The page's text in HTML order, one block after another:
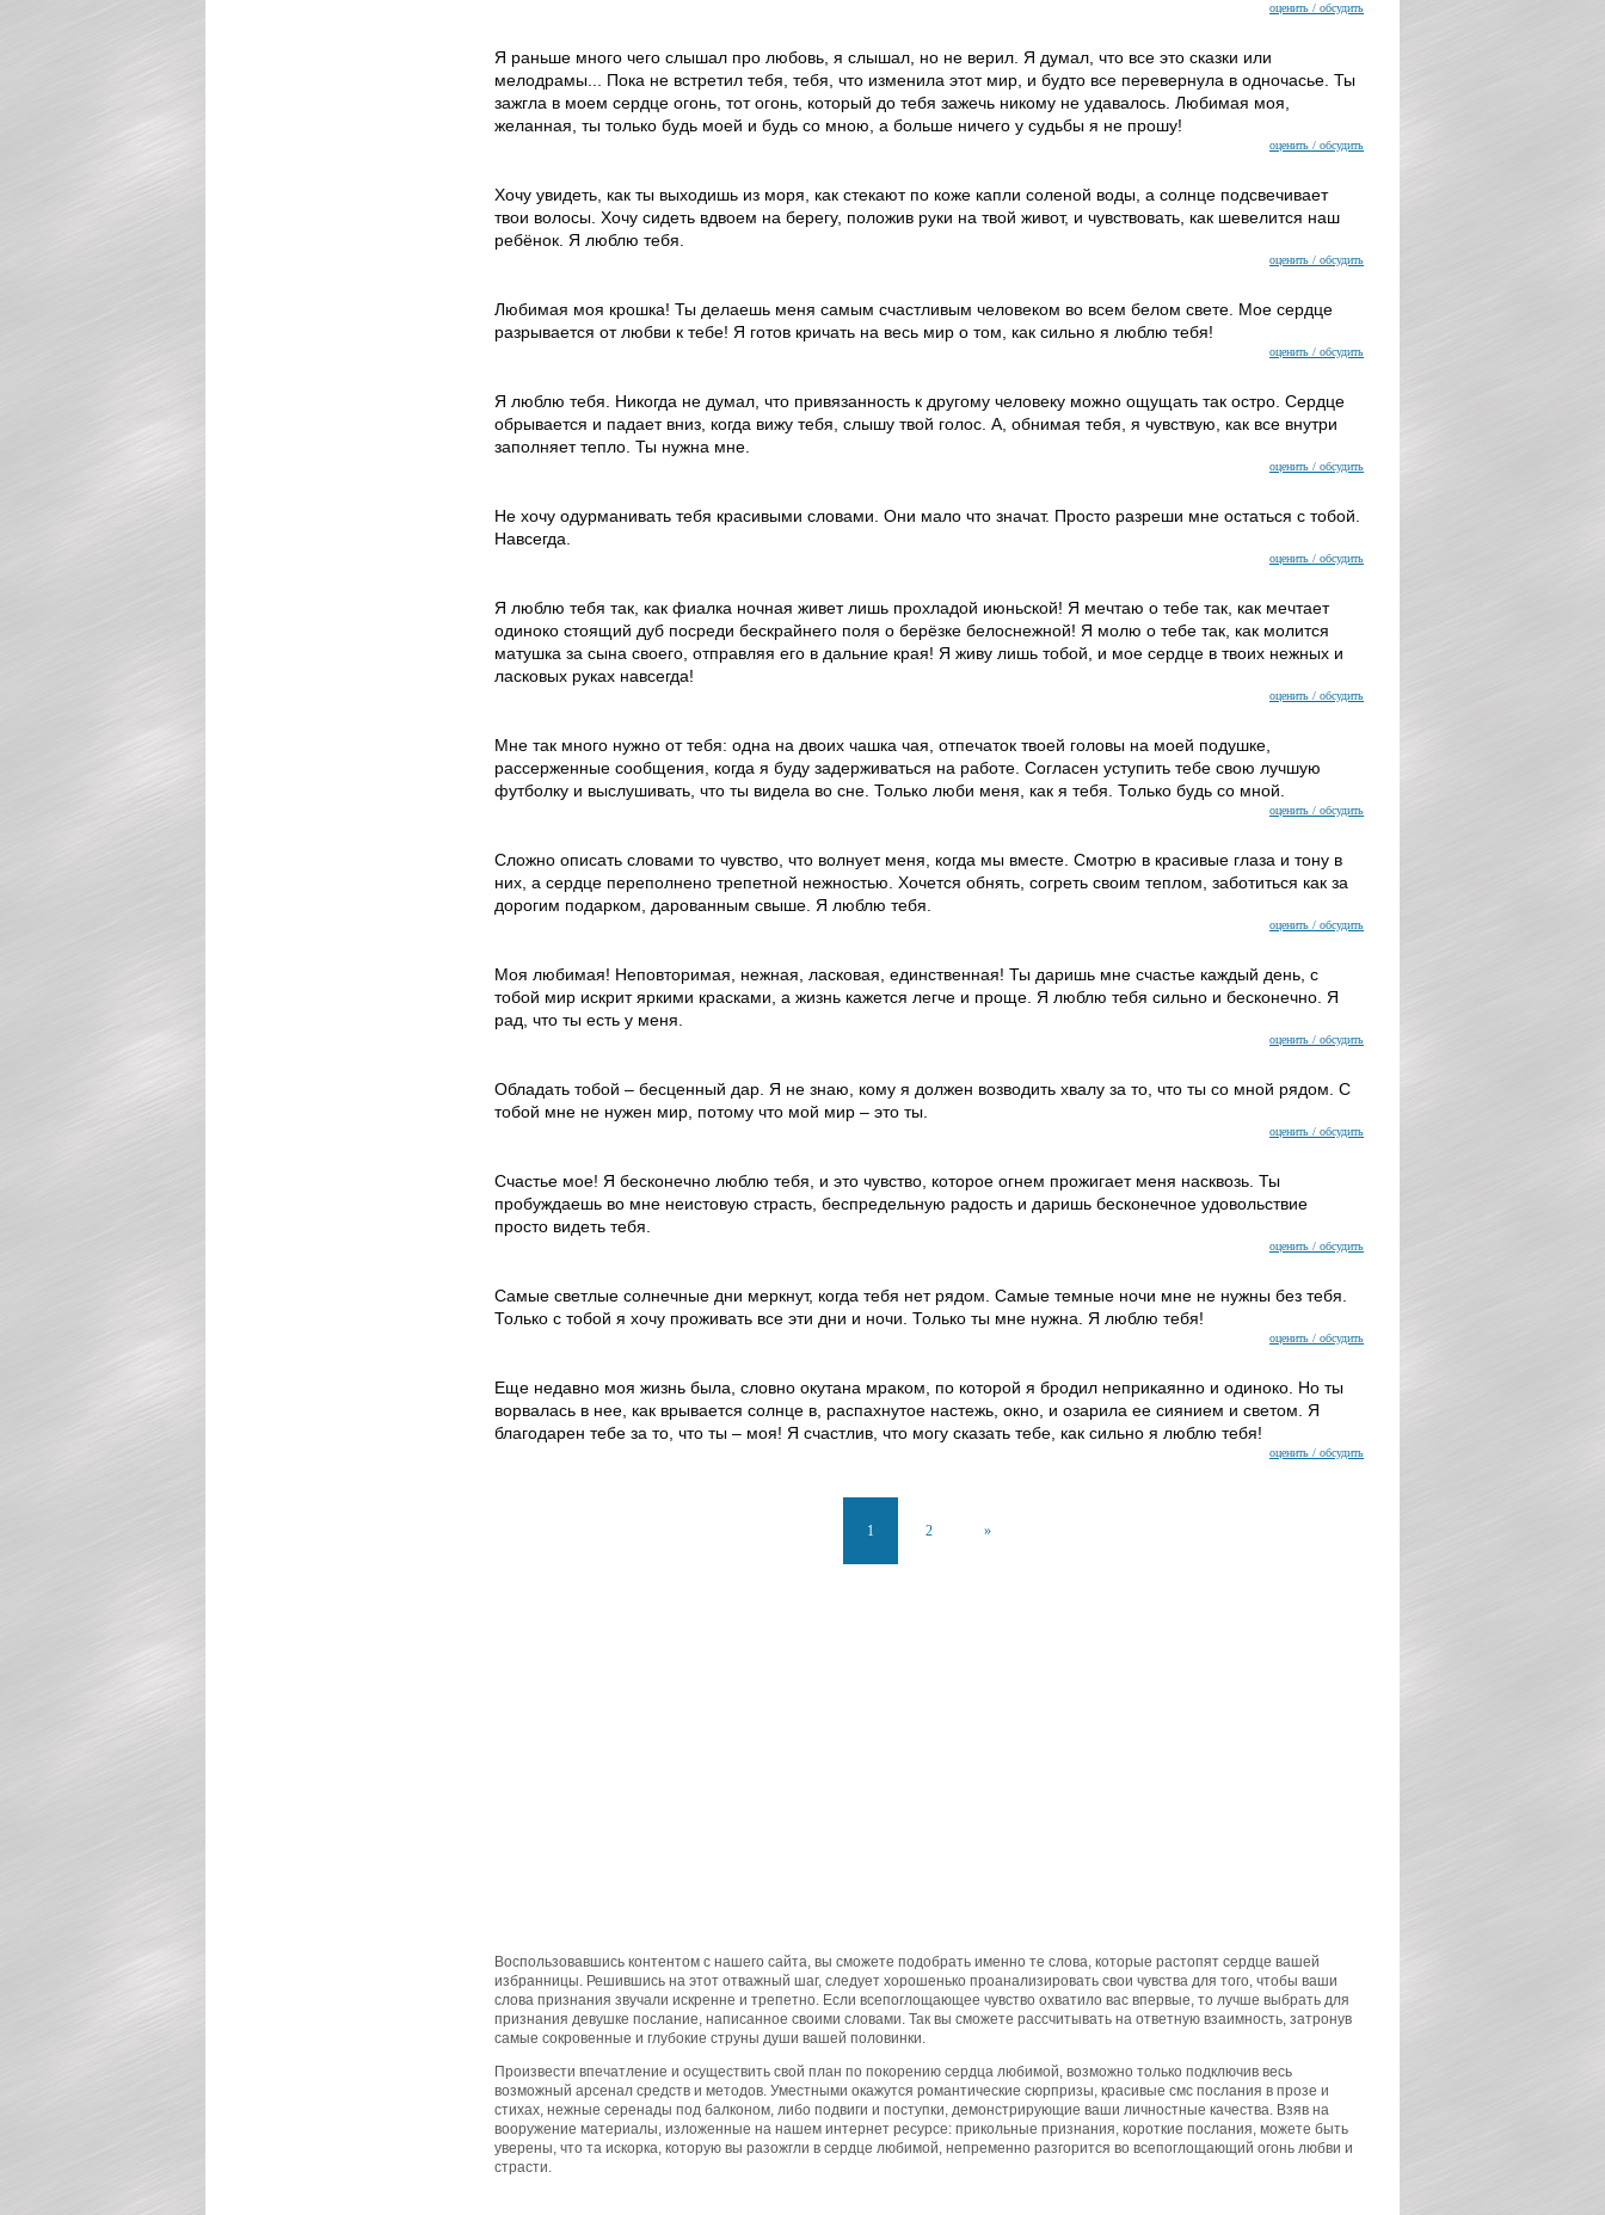
оценить / обсудить
Я раньше много чего слышал про любовь, я слышал, но не верил. Я думал, что все это сказки или
мелодрамы... Пока не встретил тебя, тебя, что изменила этот мир, и будто все перевернула в одночасье. Ты
зажгла в моем сердце огонь, тот огонь, который до тебя зажечь никому не удавалось. Любимая моя,
желанная, ты только будь моей и будь со мною, а больше ничего у судьбы я не прошу!
оценить / обсудить
Хочу увидеть, как ты выходишь из моря, как стекают по коже капли соленой воды, а солнце подсвечивает
твои волосы. Хочу сидеть вдвоем на берегу, положив руки на твой живот, и чувствовать, как шевелится наш
ребёнок. Я люблю тебя.
оценить / обсудить
Любимая моя крошка! Ты делаешь меня самым счастливым человеком во всем белом свете. Мое сердце
разрывается от любви к тебе! Я готов кричать на весь мир о том, как сильно я люблю тебя!
оценить / обсудить
Я люблю тебя. Никогда не думал, что привязанность к другому человеку можно ощущать так остро. Сердце
обрывается и падает вниз, когда вижу тебя, слышу твой голос. А, обнимая тебя, я чувствую, как все внутри
заполняет тепло. Ты нужна мне.
оценить / обсудить
Не хочу одурманивать тебя красивыми словами. Они мало что значат. Просто разреши мне остаться с тобой.
Навсегда.
оценить / обсудить
Я люблю тебя так, как фиалка ночная живет лишь прохладой июньской! Я мечтаю о тебе так, как мечтает
одиноко стоящий дуб посреди бескрайнего поля о берёзке белоснежной! Я молю о тебе так, как молится
матушка за сына своего, отправляя его в дальние края! Я живу лишь тобой, и мое сердце в твоих нежных и
ласковых руках навсегда!
оценить / обсудить
Мне так много нужно от тебя: одна на двоих чашка чая, отпечаток твоей головы на моей подушке,
рассерженные сообщения, когда я буду задерживаться на работе. Согласен уступить тебе свою лучшую
футболку и выслушивать, что ты видела во сне. Только люби меня, как я тебя. Только будь со мной.
оценить / обсудить
Сложно описать словами то чувство, что волнует меня, когда мы вместе. Смотрю в красивые глаза и тону в
них, а сердце переполнено трепетной нежностью. Хочется обнять, согреть своим теплом, заботиться как за
дорогим подарком, дарованным свыше. Я люблю тебя.
оценить / обсудить
Моя любимая! Неповторимая, нежная, ласковая, единственная! Ты даришь мне счастье каждый день, с
тобой мир искрит яркими красками, а жизнь кажется легче и проще. Я люблю тебя сильно и бесконечно. Я
рад, что ты есть у меня.
оценить / обсудить
Обладать тобой – бесценный дар. Я не знаю, кому я должен возводить хвалу за то, что ты со мной рядом. С
тобой мне не нужен мир, потому что мой мир – это ты.
оценить / обсудить
Счастье мое! Я бесконечно люблю тебя, и это чувство, которое огнем прожигает меня насквозь. Ты
пробуждаешь во мне неистовую страсть, беспредельную радость и даришь бесконечное удовольствие
просто видеть тебя.
оценить / обсудить
Самые светлые солнечные дни меркнут, когда тебя нет рядом. Самые темные ночи мне не нужны без тебя.
Только с тобой я хочу проживать все эти дни и ночи. Только ты мне нужна. Я люблю тебя!
оценить / обсудить
Еще недавно моя жизнь была, словно окутана мраком, по которой я бродил неприкаянно и одиноко. Но ты
ворвалась в нее, как врывается солнце в, распахнутое настежь, окно, и озарила ее сиянием и светом. Я
благодарен тебе за то, что ты – моя! Я счастлив, что могу сказать тебе, как сильно я люблю тебя!
оценить / обсудить
1 2 »
Воспользовавшись контентом с нашего сайта, вы сможете подобрать именно те слова, которые растопят сердце вашей
избранницы. Решившись на этот отважный шаг, следует хорошенько проанализировать свои чувства для того, чтобы ваши
слова признания звучали искренне и трепетно. Если всепоглощающее чувство охватило вас впервые, то лучше выбрать для
признания девушке послание, написанное своими словами. Так вы сможете рассчитывать на ответную взаимность, затронув
самые сокровенные и глубокие струны души вашей половинки.
Произвести впечатление и осуществить свой план по покорению сердца любимой, возможно только подключив весь
возможный арсенал средств и методов. Уместными окажутся романтические сюрпризы, красивые смс послания в прозе и
стихах, нежные серенады под балконом, либо подвиги и поступки, демонстрирующие ваши личностные качества. Взяв на
вооружение материалы, изложенные на нашем интернет ресурсе: прикольные признания, короткие послания, можете быть
уверены, что та искорка, которую вы разожгли в сердце любимой, непременно разгорится во всепоглощающий огонь любви и
страсти.